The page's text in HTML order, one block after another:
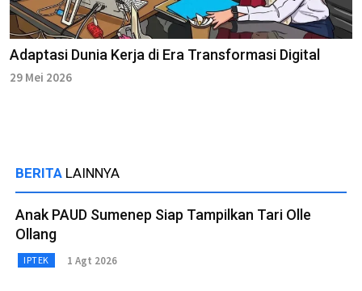
Adaptasi Dunia Kerja di Era Transformasi Digital
29 Mei 2026
BERITA LAINNYA
Anak PAUD Sumenep Siap Tampilkan Tari Olle
Ollang
IPTEK 1 Agt 2026